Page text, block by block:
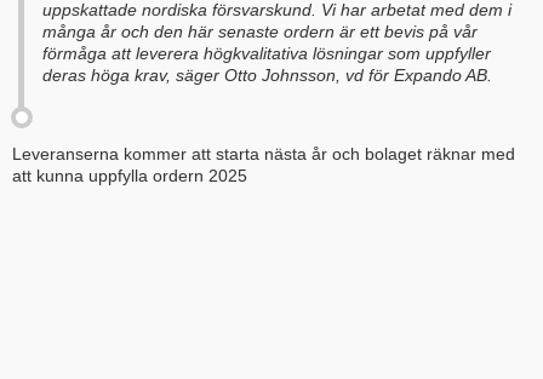
uppskattade nordiska försvarskund. Vi har arbetat med dem i
många år och den här senaste ordern är ett bevis på vår
förmåga att leverera högkvalitativa lösningar som uppfyller
deras höga krav, säger Otto Johnsson, vd för Expando AB.
Leveranserna kommer att starta nästa år och bolaget räknar med
att kunna uppfylla ordern 2025